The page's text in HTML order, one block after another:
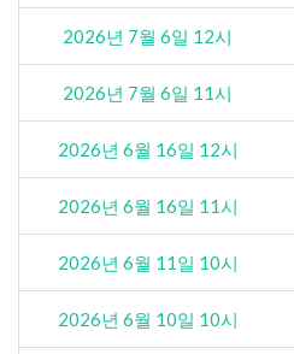
2026년 7월 6일 12시
2026년 7월 6일 11시
2026년 6월 16일 12시
2026년 6월 16일 11시
2026년 6월 11일 10시
2026년 6월 10일 10시